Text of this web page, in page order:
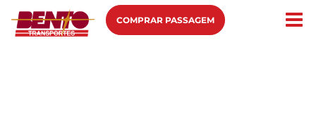
COMPRAR PASSAGEM